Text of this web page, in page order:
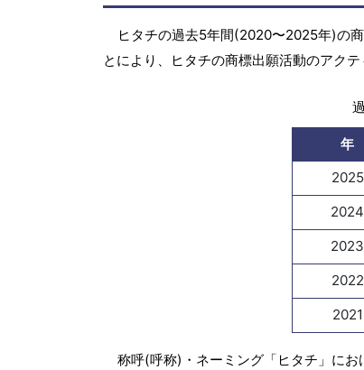
ヒタチの過去5年間(2020〜2025年)の
とにより、ヒタチの商標出願活動のアク
年
2025
2024
2023
2022
2021
称呼(呼称)・ネーミング「ヒタチ」にお